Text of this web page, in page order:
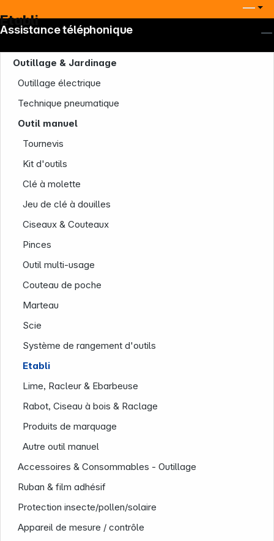
Etabli
Outillage & Jardinage
Outillage électrique
Technique pneumatique
Outil manuel
Tournevis
Kit d'outils
Clé à molette
Jeu de clé à douilles
Ciseaux & Couteaux
Pinces
Outil multi-usage
Couteau de poche
Marteau
Scie
Système de rangement d'outils
Etabli
Lime, Racleur & Ebarbeuse
Rabot, Ciseau à bois & Raclage
Produits de marquage
Autre outil manuel
Accessoires & Consommables - Outillage
Ruban & film adhésif
Protection insecte/pollen/solaire
Appareil de mesure / contrôle
Assistance téléphonique
Société
Infoterminal